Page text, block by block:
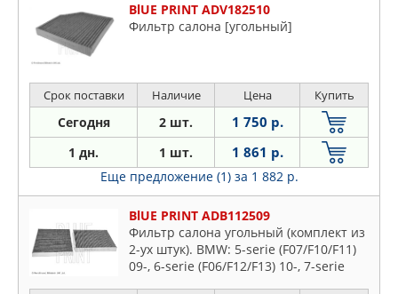
BlUE PRINT ADV182510
Фильтр салона [угольный]
Срок поставки Наличие Цена Купить
Сегодня 2 шт. 1 750 р.
1 дн. 1 шт. 1 861 р.
Еще предложение (1) за 1 882 р.
BlUE PRINT ADB112509
Фильтр салона угольный (комплект из
2-ух штук). BMW: 5-serie (F07/F10/F11)
09-, 6-serie (F06/F12/F13) 10-, 7-serie